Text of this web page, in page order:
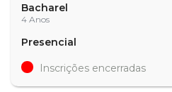
Bacharel
4 Anos
Presencial
Inscrições encerradas